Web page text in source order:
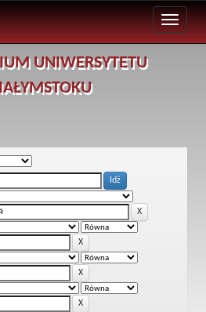
UNIWERSYTETU